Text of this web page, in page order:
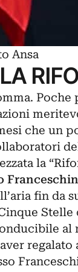
Ansa
che un
la
fin da
Stelle
al